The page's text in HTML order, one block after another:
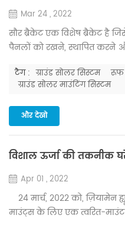
Mar 24 , 2022
सौर ब्रैकेट एक विशेष ब्रैकेट है
पैनलों को रखने, स्थापित करने
स्थापना के कोण, अभिविन्यास
ब्रैकेट में विभिन्न वर्गीकरण
अनुसार वेल्डिंग प्रकार और
सकत...
टैग : ग्राउंड सोलर सिस्टम
रूफ
ग्राउंड सोलर माउंटिंग सिस्टम
और देखो
विशाल ऊर्जा की तकनीक
Apr 01 , 2022
24 मार्च, 2022 को, ज़ियामेन
माउंट्स के लिए एक त्वरित-माउंट